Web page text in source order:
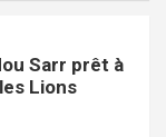
Sarr prêt à
Lions